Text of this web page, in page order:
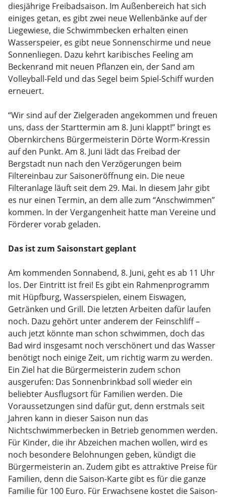
diesjährige Freibadsaison. Im Außenbereich hat sich
einiges getan, es gibt zwei neue Wellenbänke auf der
Liegewiese, die Schwimmbecken erhalten einen
Wasserspeier, es gibt neue Sonnenschirme und neue
Sonnenliegen. Dazu kehrt karibisches Feeling am
Beckenrand mit neuen Pflanzen ein, der Sand am
Volleyball-Feld und das Segel beim Spiel-Schiff wurden
erneuert.
“Wir sind auf der Zielgeraden angekommen und freuen
uns, dass der Starttermin am 8. Juni klappt!” bringt es
Obernkirchens Bürgermeisterin Dörte Worm-Kressin
auf den Punkt. Am 8. Juni lädt das Freibad der
Bergstadt nun nach den Verzögerungen beim
Filtereinbau zur Saisoneröffnung ein. Die neue
Filteranlage läuft seit dem 29. Mai. In diesem Jahr gibt
es nur einen Termin, an dem alle zum “Anschwimmen”
kommen. In der Vergangenheit hatte man Vereine und
Förderer vorab geladen.
Das ist zum Saisonstart geplant
Am kommenden Sonnabend, 8. Juni, geht es ab 11 Uhr
los. Der Eintritt ist frei! Es gibt ein Rahmenprogramm
mit Hüpfburg, Wasserspielen, einem Eiswagen,
Getränken und Grill. Die letzten Arbeiten dafür laufen
noch. Dazu gehört unter anderem der Feinschliff –
auch jetzt könnte man schon schwimmen, doch das
Bad wird insgesamt noch verschönert und das Wasser
benötigt noch einige Zeit, um richtig warm zu werden.
Ein Ziel hat die Bürgermeisterin zudem schon
ausgerufen: Das Sonnenbrinkbad soll wieder ein
beliebter Ausflugsort für Familien werden. Die
Voraussetzungen sind dafür gut, denn erstmals seit
Jahren kann in dieser Saison nun das
Nichtschwimmerbecken in Betrieb genommen werden.
Für Kinder, die ihr Abzeichen machen wollen, wird es
noch besondere Belohnungen geben, kündigt die
Bürgermeisterin an. Zudem gibt es attraktive Preise für
Familien, denn die Saison-Karte gibt es für die ganze
Familie für 100 Euro. Für Erwachsene kostet die Saison-